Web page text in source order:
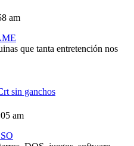
am
que tanta entretención nos
sin ganchos
am